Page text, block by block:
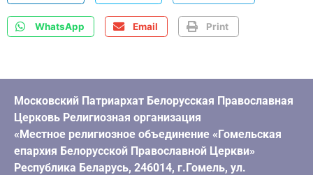
WhatsApp Email Print
Московский Патриархат Белорусская Православная
Церковь Религиозная организация
«Местное религиозное объединение «Гомельская
епархия Белорусской Православной Церкви»
Республика Беларусь, 246014, г.Гомель, ул.